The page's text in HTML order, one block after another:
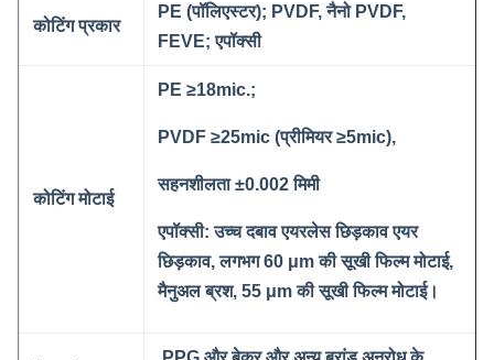
कोटिंग प्रकार
PE (पॉलिएस्टर); PVDF, नैनो PVDF,
FEVE; एपॉक्सी
कोटिंग मोटाई
PE ≥18mic.;
PVDF ≥25mic (प्रीमियर ≥5mic),
सहनशीलता ±0.002 मिमी
एपॉक्सी: उच्च दबाव एयरलेस छिड़काव एयर
छिड़काव, लगभग 60 μm की सूखी फिल्म मोटाई,
मैनुअल ब्रश, 55 μm की सूखी फिल्म मोटाई।